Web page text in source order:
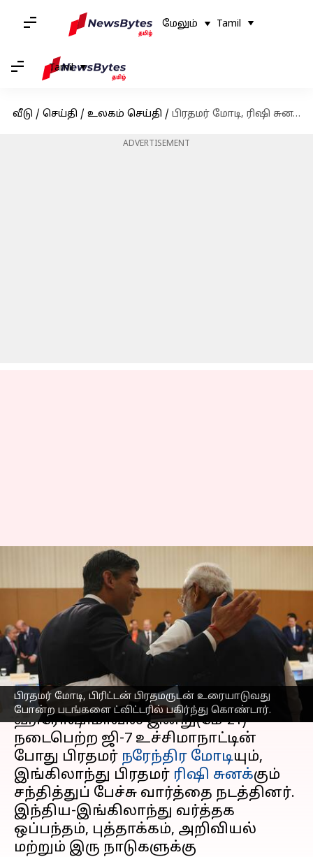
மேலும் Tamil
Tamil
வீடு / செய்தி / உலகம் செய்தி / பிரதமர் மோடி, ரிஷி சுனக் சந்திப்பு: ஜப்பானில் சந்தித்து பேச்சு வார்த்தை நடத்திய தலைவர்கள்
ADVERTISEMENT
பிரதமர் மோடி, பிரிட்டன் பிரதமருடன் உரையாடுவது
போன்ற படங்களை ட்விட்டரில் பகிர்ந்து கொண்டார்.
பிரதமர் மோடி, ரிஷி சுனக்
சந்திப்பு: ஜப்பானில்
சந்தித்து பேச்சு வார்த்தை
நடத்திய தலைவர்கள்
எழுதியவர் May 21, 2023 05:46 pm
செய்தி முன்னோட்டம்
ஹிரோஷிமாவில் இன்று(மே-21)
நடைபெற்ற ஜி-7 உச்சிமாநாட்டின்
போது பிரதமர் நரேந்திர மோடியும்,
இங்கிலாந்து பிரதமர் ரிஷி சுனக்கும்
சந்தித்துப் பேச்சு வார்த்தை நடத்தினர்.
இந்திய-இங்கிலாந்து வர்த்தக
ஒப்பந்தம், புத்தாக்கம், அறிவியல்
மற்றும் இரு நாடுகளுக்கு